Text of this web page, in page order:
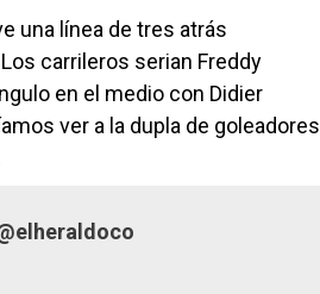
una línea de tres atrás
carrileros serian Freddy
en el medio con Didier
ver a la dupla de goleadores